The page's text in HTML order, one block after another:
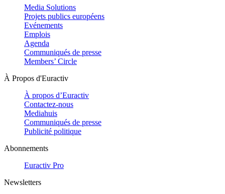
Media Solutions
Projets publics européens
Evénements
Emplois
Agenda
Communiqués de presse
Members’ Circle
À Propos d'Euractiv
À propos d’Euractiv
Contactez-nous
Mediahuis
Communiqués de presse
Publicité politique
Abonnements
Euractiv Pro
Newsletters